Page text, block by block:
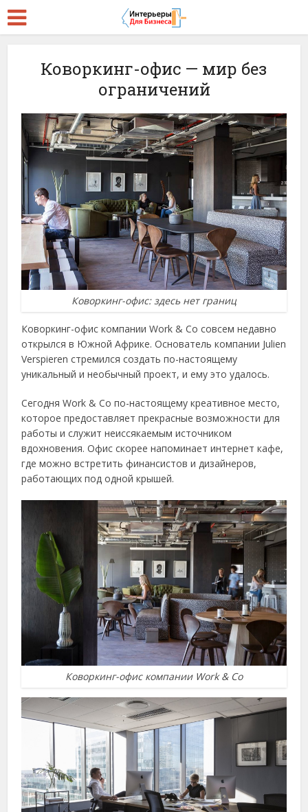
Коворкинг-офис — мир без
ограничений
Коворкинг-офис: здесь нет границ
Коворкинг-офис компании Work & Co совсем недавно
открылся в Южной Африке. Основатель компании Julien
Verspieren стремился создать по-настоящему
уникальный и необычный проект, и ему это удалось.
Сегодня Work & Co по-настоящему креативное место,
которое предоставляет прекрасные возможности для
работы и служит неиссякаемым источником
вдохновения. Офис скорее напоминает интернет кафе,
где можно встретить финансистов и дизайнеров,
работающих под одной крышей.
Коворкинг-офис компании Work & Co